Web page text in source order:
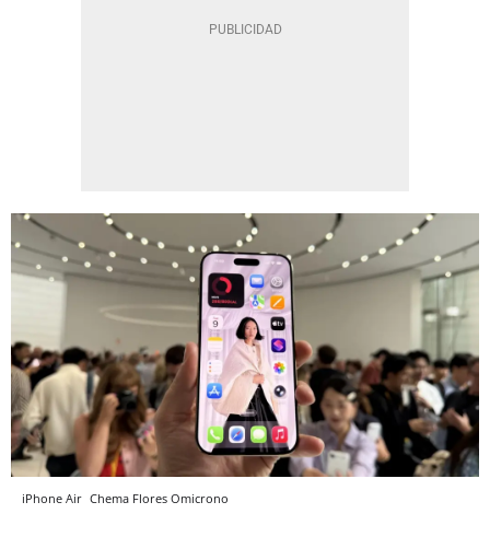
iPhone Air Chema Flores Omicrono